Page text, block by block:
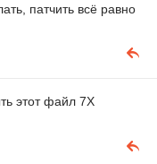
патчить всё равно
этот файл 7Х